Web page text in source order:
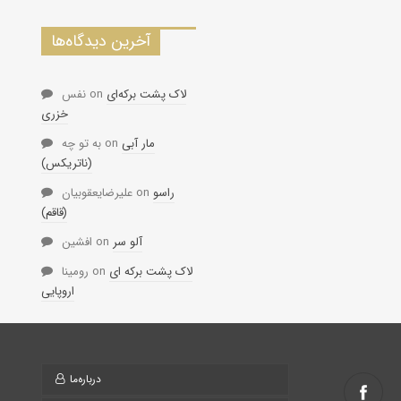
آخرین دیدگاه‌ها
نفس on لاک پشت برکه‌ای
خزری
به تو چه on مار آبی
(ناتریکس)
علیرضایعقوبیان on راسو
(قاقم)
افشین on آلو سر
رومینا on لاک پشت برکه ای
اروپایی
درباره‌ما